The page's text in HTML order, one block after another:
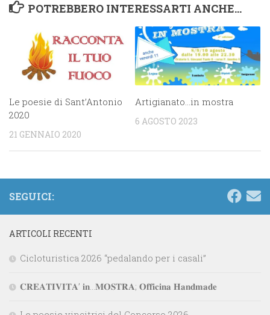
POTREBBERO INTERESSARTI ANCHE...
Le poesie di Sant’Antonio
2020
21 GENNAIO 2020
Artigianato…in mostra
6 AGOSTO 2023
SEGUICI:
ARTICOLI RECENTI
Cicloturistica 2026 “pedalando per i casali”
𝐂𝐑𝐄𝐀𝐓𝐈𝐕𝐈𝐓𝐀’ 𝐢𝐧…𝐌𝐎𝐒𝐓𝐑𝐀; 𝐎𝐟𝐟𝐢𝐜𝐢𝐧𝐚 𝐇𝐚𝐧𝐝𝐦𝐚𝐝𝐞